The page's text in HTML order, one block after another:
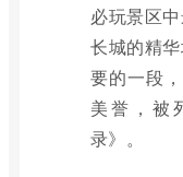
必玩景区
长城的精
要的一段
美誉，被
录》。